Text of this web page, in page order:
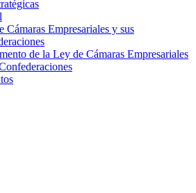
Cámaras Empresariales y sus
de la Ley de Cámaras Empresariales